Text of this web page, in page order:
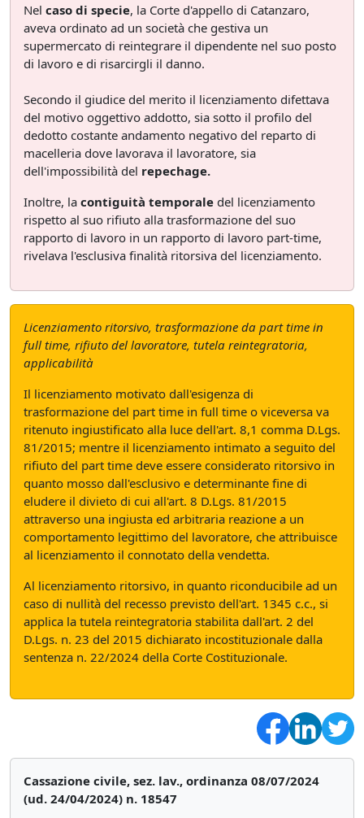
Nel caso di specie, la Corte d'appello di Catanzaro,
aveva ordinato ad un società che gestiva un
supermercato di reintegrare il dipendente nel suo posto
di lavoro e di risarcirgli il danno.
Secondo il giudice del merito il licenziamento difettava
del motivo oggettivo addotto, sia sotto il profilo del
dedotto costante andamento negativo del reparto di
macelleria dove lavorava il lavoratore, sia
dell'impossibilità del repechage.
Inoltre, la contiguità temporale del licenziamento
rispetto al suo rifiuto alla trasformazione del suo
rapporto di lavoro in un rapporto di lavoro part-time,
rivelava l'esclusiva finalità ritorsiva del licenziamento.
Licenziamento ritorsivo, trasformazione da part time in
full time, rifiuto del lavoratore, tutela reintegratoria,
applicabilità
Il licenziamento motivato dall'esigenza di
trasformazione del part time in full time o viceversa va
ritenuto ingiustificato alla luce dell'art. 8,1 comma D.Lgs.
81/2015; mentre il licenziamento intimato a seguito del
rifiuto del part time deve essere considerato ritorsivo in
quanto mosso dall'esclusivo e determinante fine di
eludere il divieto di cui all'art. 8 D.Lgs. 81/2015
attraverso una ingiusta ed arbitraria reazione a un
comportamento legittimo del lavoratore, che attribuisce
al licenziamento il connotato della vendetta.
Al licenziamento ritorsivo, in quanto riconducibile ad un
caso di nullità del recesso previsto dell'art. 1345 c.c., si
applica la tutela reintegratoria stabilita dall'art. 2 del
D.Lgs. n. 23 del 2015 dichiarato incostituzionale dalla
sentenza n. 22/2024 della Corte Costituzionale.
Cassazione civile, sez. lav., ordinanza 08/07/2024
(ud. 24/04/2024) n. 18547